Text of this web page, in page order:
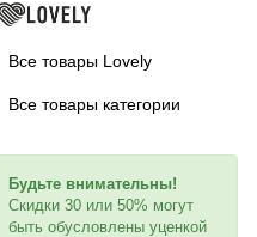
Все товары Lovely
Все товары категории
Будьте внимательны!
Скидки 30 или 50% могут
быть обусловлены уценкой